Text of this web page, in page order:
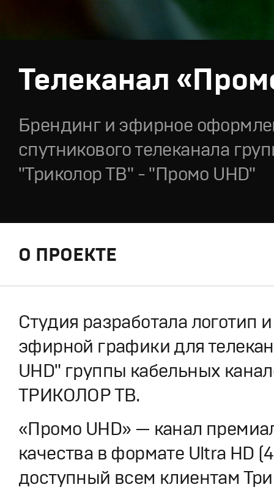
Телеканал
Брендинг и эфирное
спутникового телеканала
"Триколор ТВ" - "Промо UHD"
О ПРОЕКТЕ
Студия разработала логотип
эфирной графики для
UHD" группы кабельных
ТРИКОЛОР ТВ.
«Промо UHD» — канал
качества в формате Ultra HD
доступный всем клиентам